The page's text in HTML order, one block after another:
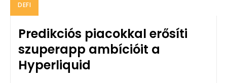
DEFI
Predikciós piacokkal erősíti
szuperapp ambícióit a
Hyperliquid